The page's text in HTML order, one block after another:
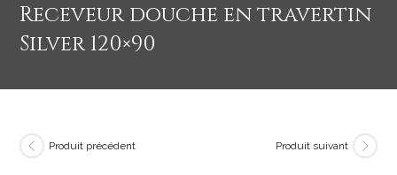
Receveur douche en travertin
Silver 120×90
Produit précédent Produit suivant